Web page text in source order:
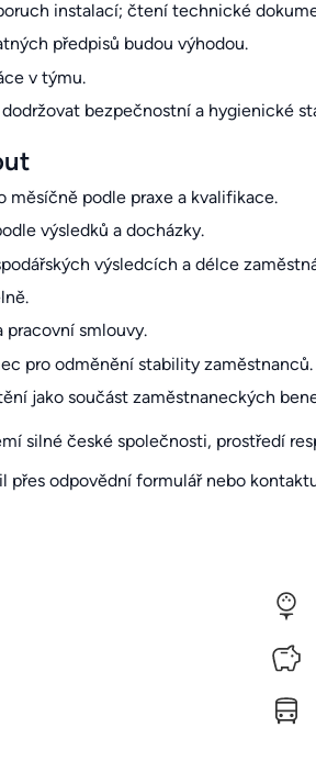
instalací; čtení technické
předpisů budou výhodou.
v týmu.
bezpečnostní a hygienické
podle praxe a kvalifikace.
výsledků a docházky.
výsledcích a délce
pracovní smlouvy.
pro odměnění stability zaměstnanců.
jako součást zaměstnaneckých
silné české společnosti, prostředí
přes odpovědní formulářnebo